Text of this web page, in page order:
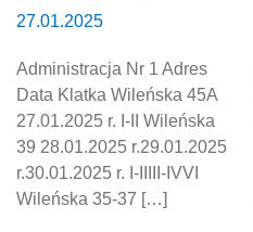
27.01.2025
Administracja Nr 1 Adres
Data Klatka Wileńska 45A
27.01.2025 r. I-II Wileńska
39 28.01.2025 r.29.01.2025
r.30.01.2025 r. I-IIIII-IVVI
Wileńska 35-37 […]